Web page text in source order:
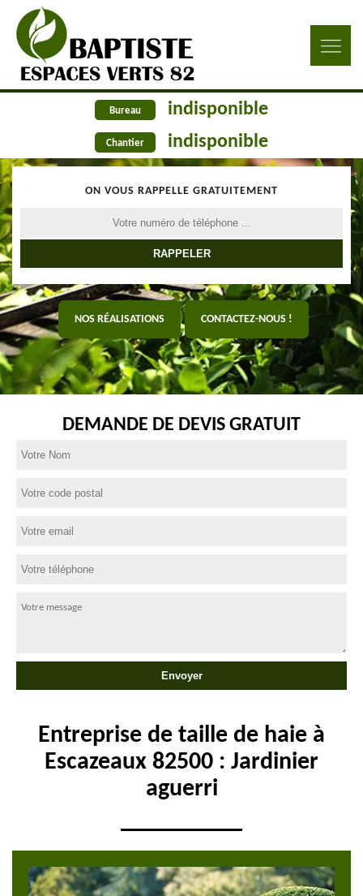
Bureau indisponible
Chantier indisponible
ON VOUS RAPPELLE GRATUITEMENT
NOS RÉALISATIONS CONTACTEZ-NOUS !
DEMANDE DE DEVIS GRATUIT
Entreprise de taille de haie à
Escazeaux 82500 : Jardinier
aguerri